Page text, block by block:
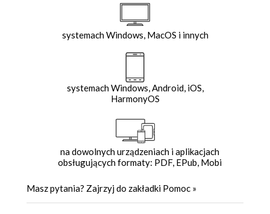
systemach Windows, MacOS i innych
systemach Windows, Android, iOS,
HarmonyOS
na dowolnych urządzeniach i aplikacjach
obsługujących formaty: PDF, EPub, Mobi
Masz pytania? Zajrzyj do zakładki Pomoc »